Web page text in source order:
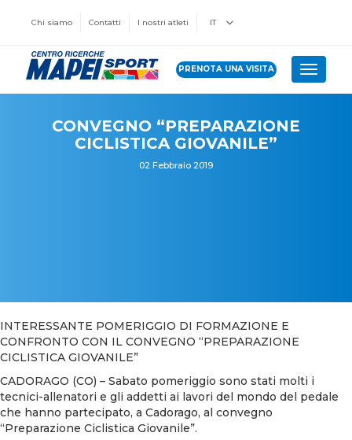
Chi siamo Contatti I nostri atleti IT
PRENOTA UNA VISITA Toggle
CONVEGNO “PREPARAZIONE
CICLISTICA GIOVANILE”
02 Febbraio 2019
INTERESSANTE POMERIGGIO DI FORMAZIONE E
CONFRONTO CON IL CONVEGNO “PREPARAZIONE
CICLISTICA GIOVANILE”
CADORAGO (CO) – Sabato pomeriggio sono stati molti i
tecnici-allenatori e gli addetti ai lavori del mondo del pedale
che hanno partecipato, a Cadorago, al convegno
“Preparazione Ciclistica Giovanile”.